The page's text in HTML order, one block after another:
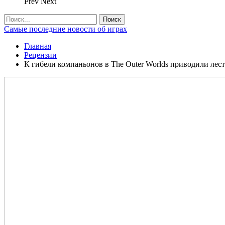
Самые последние новости об играх
Главная
Рецензии
К гибели компаньонов в The Outer Worlds приводили